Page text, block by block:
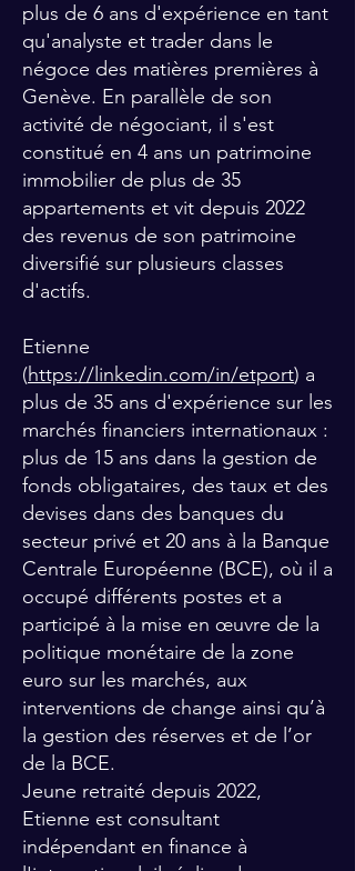
plus de 6 ans d'expérience en tant
qu'analyste et trader dans le
négoce des matières premières à
Genève. En parallèle de son
activité de négociant, il s'est
constitué en 4 ans un patrimoine
immobilier de plus de 35
appartements et vit depuis 2022
des revenus de son patrimoine
diversifié sur plusieurs classes
d'actifs.
Etienne
(https://linkedin.com/in/etport) a
plus de 35 ans d'expérience sur les
marchés financiers internationaux :
plus de 15 ans dans la gestion de
fonds obligataires, des taux et des
devises dans des banques du
secteur privé et 20 ans à la Banque
Centrale Européenne (BCE), où il a
occupé différents postes et a
participé à la mise en œuvre de la
politique monétaire de la zone
euro sur les marchés, aux
interventions de change ainsi qu’à
la gestion des réserves et de l’or
de la BCE.
Jeune retraité depuis 2022,
Etienne est consultant
indépendant en finance à